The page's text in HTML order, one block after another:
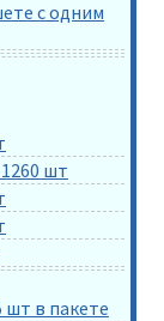
с одним
шт
в пакете